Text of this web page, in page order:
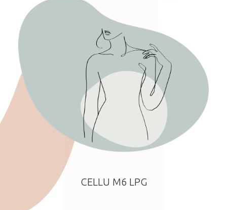
CELLU M6 LPG